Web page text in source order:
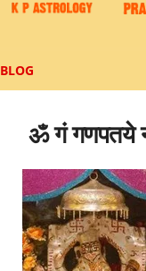
BLOG
ॐ गं गणपतये